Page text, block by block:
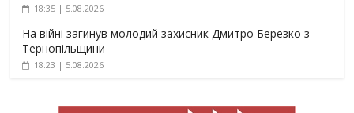
18:35 | 5.08.2026
На війні загинув молодий захисник Дмитро Березко з
Тернопільщини
18:23 | 5.08.2026